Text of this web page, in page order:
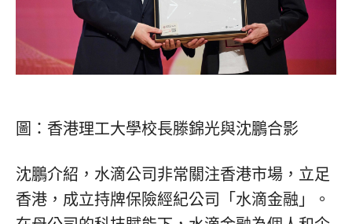
圖：香港理工大學校長滕錦光與沈鵬合影
沈鵬介紹，水滴公司非常關注香港市場，立足
香港，成立持牌保險經紀公司
「 水滴金融 」
。